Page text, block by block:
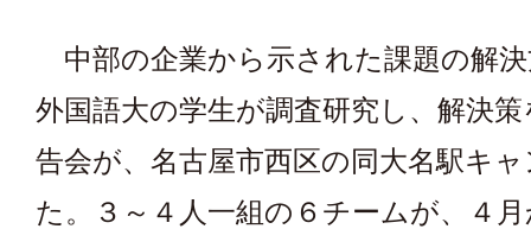
中部の企業から示された課題の解
外国語大の学生が調査研究し、解決
告会が、名古屋市西区の同大名駅キ
た。３～４人一組の６チームが、４